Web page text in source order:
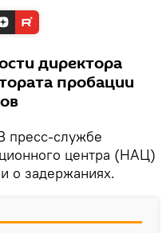
директора
пробации
пресс-службе
центра (НАЦ)
о задержаниях.